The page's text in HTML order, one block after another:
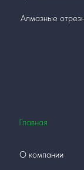
Алмазные
О компании
Главная